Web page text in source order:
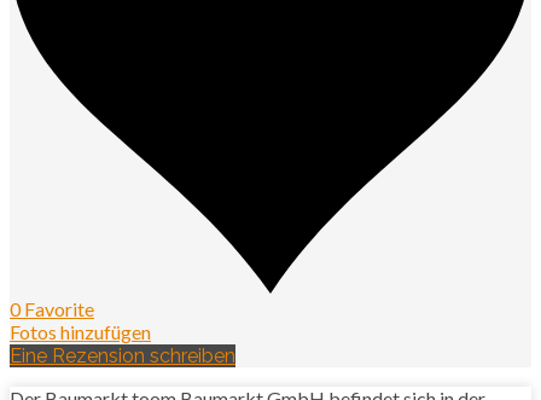
0 Favorite
Fotos hinzufügen
Eine Rezension schreiben